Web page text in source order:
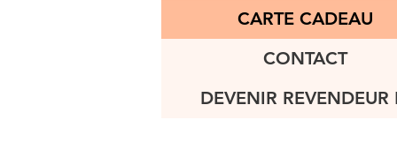
CARTE CADEAU
CONTACT
DEVENIR REVENDEUR